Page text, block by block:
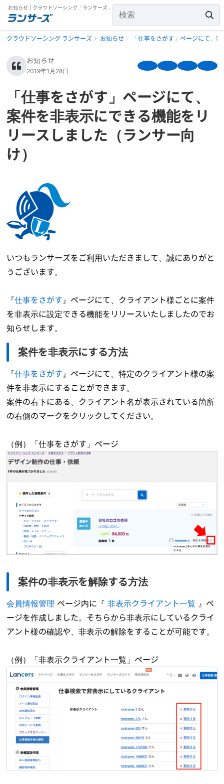
お知らせ | クラウドソーシング「ランサーズ」
クラウドソーシング ランサーズ お知らせ 「仕事をさがす」ページにて、
お知らせ
2019年1月28日
「仕事をさがす」ページにて、
案件を非表示にできる機能をリ
リースしました（ランサー向
け）
いつもランサーズをご利用いただきまして、誠にありがと
うございます。
『仕事をさがす 』ページにて、クライアント様ごとに案件
を非表示に設定できる機能をリリースいたしましたのでお
知らせします。
案件を非表示にする方法
『仕事をさがす 』ページにて、特定のクライアント様の案
件を非表示にすることができます。
案件の右下にある、クライアント名が表示されている箇所
の右側のマークをクリックしてください。
（例）「仕事をさがす」ページ
案件の非表示を解除する方法
会員情報管理 ページ内に『非表示クライアント一覧 』ペ
ージを作成しました。そちらから非表示にしているクライ
アント様の確認や、非表示の解除をすることが可能です。
（例）「非表示クライアント一覧」ページ